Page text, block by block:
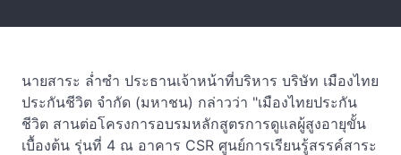
นายสาระ ล่ำซำ ประธานเจ้าหน้าที่บริหาร บริษัท เมืองไทย
ประกันชีวิต จำกัด (มหาชน) กล่าวว่า "เมืองไทยประกัน
ชีวิต สานต่อโครงการอบรมหลักสูตรการดูแลผู้สูงอายุขั้น
เบื้องต้น รุ่นที่ 4 ณ อาคาร CSR ศูนย์การเรียนรู้สรรค์สาระ